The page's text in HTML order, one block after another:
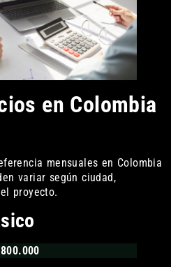
en Colombia
mensuales en Colombia
variar según ciudad,
proyecto.